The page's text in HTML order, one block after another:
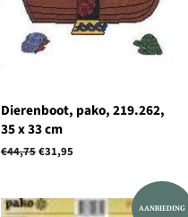
Dierenboot, pako, 219.262,
35 x 33 cm
Normale
€44,75Aanbiedingsprijs
€31,95
AANBIEDING